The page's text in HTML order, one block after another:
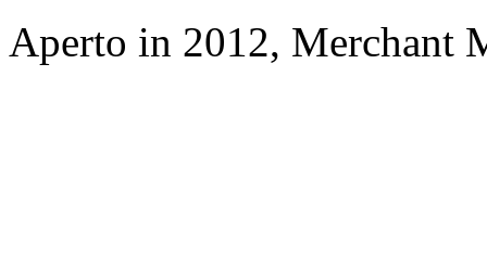
Aperto in 2012, Merchant